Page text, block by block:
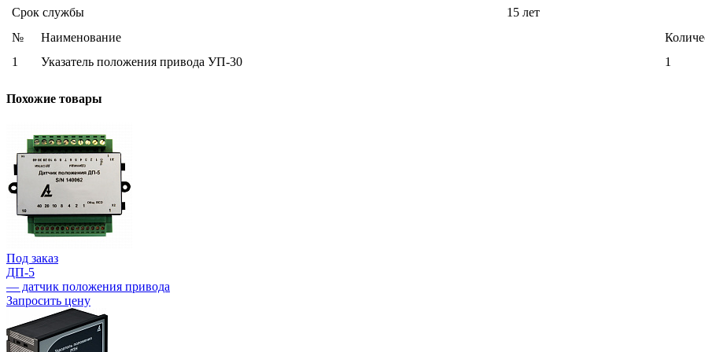
Срок службы
15 лет
№
Наименование
1
Указатель положения привода УП-30 1
Похожие товары
Под заказ
ДП-5
— датчик положения привода
Запросить цену